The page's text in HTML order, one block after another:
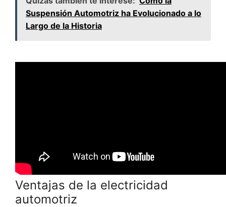
Suspensión Automotriz ha Evolucionado a lo
Largo de la Historia
Ventajas de la electricidad
automotriz